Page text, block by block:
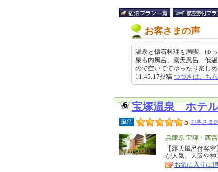
お客さまの声
温泉と懐石料理を満喫、ゆ
泉も内風呂、露天風呂、低
ので空いててゆったり楽し
11:45:17投稿 つづきはこちら
宝塚温泉 ホテ
風呂 5 お客さま
エ
リ
ア
兵庫県 宝塚・西
特
徴
【露天風呂付客
が人気。大阪や
お気に入りに